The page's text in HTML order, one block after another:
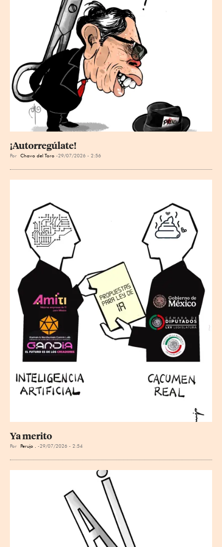
¡Autorregúlate!
Por Chavo del Toro 29/07/2026 - 2:56
Ya merito
Por Perujo . 29/07/2026 - 2:54